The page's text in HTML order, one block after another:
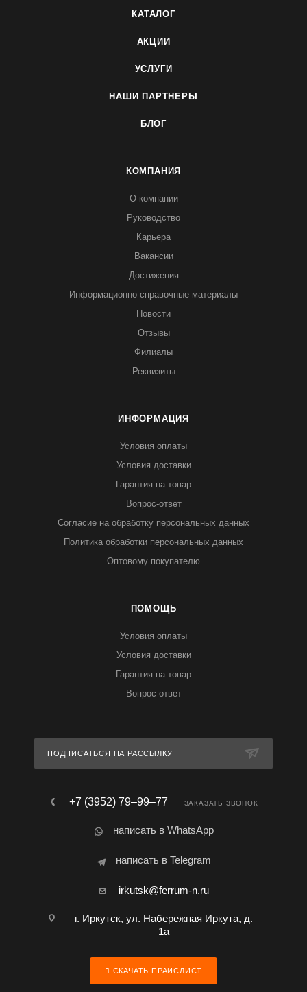
КАТАЛОГ
АКЦИИ
УСЛУГИ
НАШИ ПАРТНЕРЫ
БЛОГ
КОМПАНИЯ
О компании
Руководство
Карьера
Вакансии
Достижения
Информационно-справочные материалы
Новости
Отзывы
Филиалы
Реквизиты
ИНФОРМАЦИЯ
Условия оплаты
Условия доставки
Гарантия на товар
Вопрос-ответ
Согласие на обработку персональных данных
Политика обработки персональных данных
Оптовому покупателю
ПОМОЩЬ
Условия оплаты
Условия доставки
Гарантия на товар
Вопрос-ответ
ПОДПИСАТЬСЯ НА РАССЫЛКУ
+7 (3952) 79‒99‒77 ЗАКАЗАТЬ ЗВОНОК
написать в WhatsApp
написать в Telegram
irkutsk@ferrum-n.ru
г. Иркутск, ул. Набережная Иркута, д.
1а
СКАЧАТЬ ПРАЙСЛИСТ